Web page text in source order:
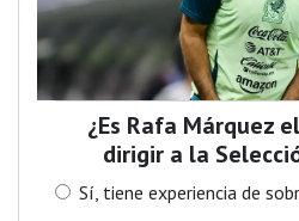
¿Es Rafa Márquez
dirigir a la
Sí, tiene experiencia de